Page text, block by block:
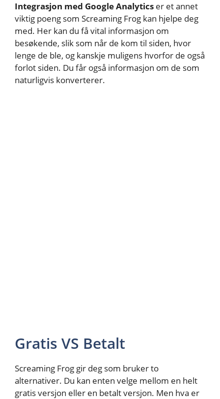
Integrasjon med Google Analytics er et annet
viktig poeng som Screaming Frog kan hjelpe deg
med. Her kan du få vital informasjon om
besøkende, slik som når de kom til siden, hvor
lenge de ble, og kanskje muligens hvorfor de også
forlot siden. Du får også informasjon om de som
naturligvis konverterer.
Gratis VS Betalt
Screaming Frog gir deg som bruker to
alternativer. Du kan enten velge mellom en helt
gratis versjon eller en betalt versjon. Men hva er